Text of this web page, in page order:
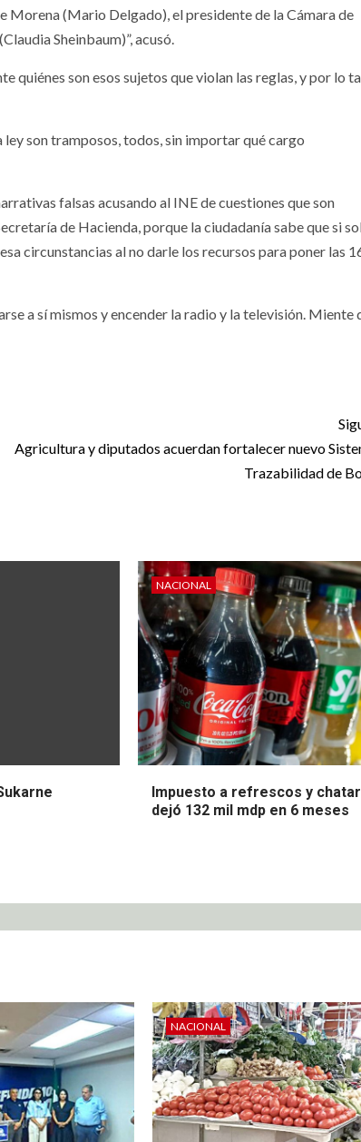
Morena (Mario Delgado), el presidente de la Cámara de
Sheinbaum)”, acusó.
quiénes son esos sujetos que violan las reglas, y por lo
son tramposos, todos, sin importar qué cargo
falsas acusando al INE de cuestiones que son
de Hacienda, porque la ciudadanía sabe que si
circunstancias al no darle los recursos para poner las
a sí mismos y encender la radio y la televisión. Miente
Agricultura y diputados acuerdan fortalecer nuevo
Trazabilidad de
NACIONAL
Impuesto a refrescos y
dejó 132 mil mdp en 6 meses
NACIONAL